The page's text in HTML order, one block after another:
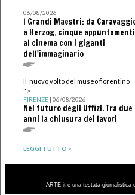
06/08/2026
I Grandi Maestri: da
a Herzog, cinque appuntamenti
al cinema con i giganti
dell'immaginario
Il nuovo volto del museo fiorentino
">
FIRENZE| 06/08/2026
Nel futuro degli Uffizi. Tra due
anni la chiusura dei lavori
LEGGI TUTTO >
ARTE.it è una testata giornalistica